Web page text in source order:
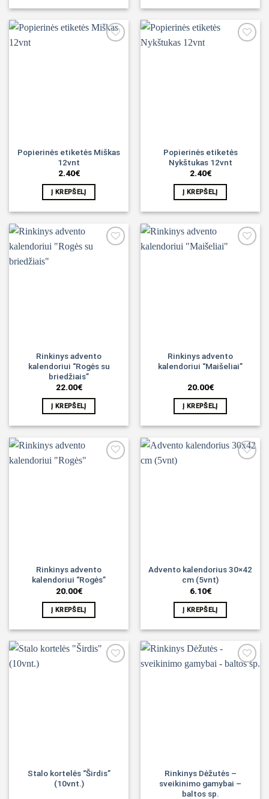
Popierinės etiketės Miškas
12vnt
2.40€
Į KREPŠELĮ
Popierinės etiketės
Nykštukas 12vnt
2.40€
Į KREPŠELĮ
Rinkinys advento
kalendoriui “Rogės su
briedžiais”
22.00€
Į KREPŠELĮ
Rinkinys advento
kalendoriui “Maišeliai”
20.00€
Į KREPŠELĮ
Rinkinys advento
kalendoriui “Rogės”
20.00€
Į KREPŠELĮ
Advento kalendorius 30×42
cm (5vnt)
6.10€
Į KREPŠELĮ
Stalo kortelės “Širdis”
(10vnt.)
Rinkinys Dėžutės –
sveikinimo gamybai –
baltos sp.